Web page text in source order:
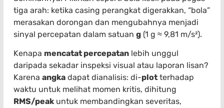
tiga arah: ketika casing perangkat digerakkan, “bola”
merasakan dorongan dan mengubahnya menjadi
sinyal percepatan dalam satuan g (1 g ≈ 9,81 m/s²).
Kenapa mencatat percepatan lebih unggul
daripada sekadar inspeksi visual atau laporan lisan?
Karena angka dapat dianalisis: di-plot terhadap
waktu untuk melihat momen kritis, dihitung
RMS/peak untuk membandingkan severitas,